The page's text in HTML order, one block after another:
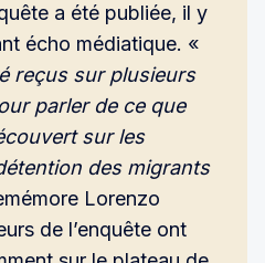
a été publiée, il y
écho médiatique. «
reçus sur plusieurs
parler de ce que
sur les
des migrants
Lorenzo
de l’enquête ont